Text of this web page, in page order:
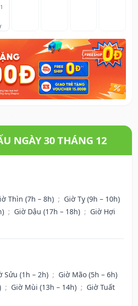
NGÀY 30 THÁNG 12
Thìn (7h – 8h) ; Giờ Tỵ (9h – 10h)
; Giờ Dậu (17h – 18h) ; Giờ Hợi
Sửu (1h – 2h) ; Giờ Mão (5h – 6h)
; Giờ Mùi (13h – 14h) ; Giờ Tuất